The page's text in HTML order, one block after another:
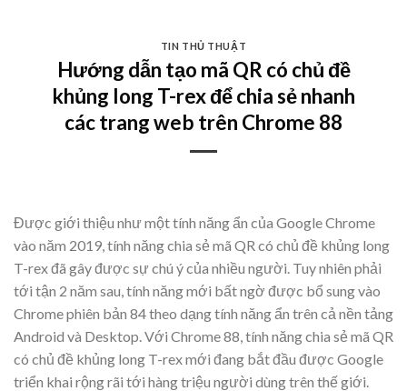
TIN THỦ THUẬT
Hướng dẫn tạo mã QR có chủ đề
khủng long T-rex để chia sẻ nhanh
các trang web trên Chrome 88
Được giới thiệu như một tính năng ẩn của Google Chrome
vào năm 2019, tính năng chia sẻ mã QR có chủ đề khủng long
T-rex đã gây được sự chú ý của nhiều người. Tuy nhiên phải
tới tận 2 năm sau, tính năng mới bất ngờ được bổ sung vào
Chrome phiên bản 84 theo dạng tính năng ẩn trên cả nền tảng
Android và Desktop. Với Chrome 88, tính năng chia sẻ mã QR
có chủ đề khủng long T-rex mới đang bắt đầu được Google
triển khai rộng rãi tới hàng triệu người dùng trên thế giới.